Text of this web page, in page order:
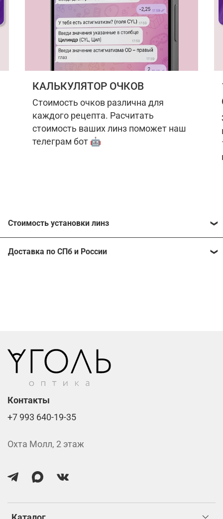
КАЛЬКУЛЯТОР ОЧКОВ
Стоимость очков различна для
каждого рецепта. Расчитать
стоимость ваших линз поможет наш
телеграм бот 🤖
Стоимость установки линз
Расчитать стоимость ваших линз поможет
Стоимость указана за две линзы вместе с
изготовлением.
Доставка по СПб и России
Контакты
+7 993 640-19-35
Охта Молл, 2 этаж